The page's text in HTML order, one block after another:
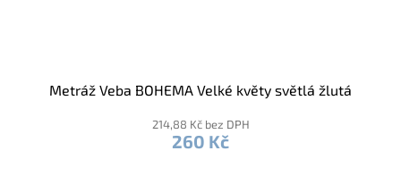
Metráž Veba BOHEMA Velké květy světlá žlutá
214,88 Kč bez DPH
260 Kč